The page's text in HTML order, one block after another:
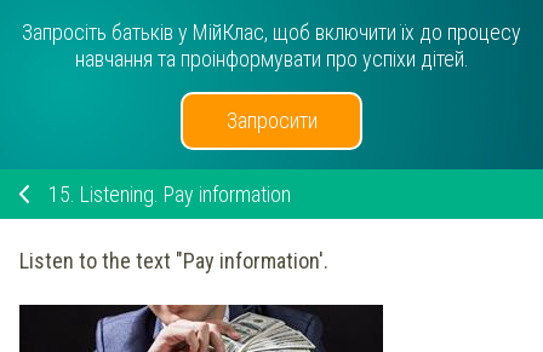
Запросіть батьків у МійКлас, щоб включити їх до процесу
навчання та проінформувати про успіхи дітей.
Запросити
15. Listening. Pay information
Listen to the text "Pay information'.